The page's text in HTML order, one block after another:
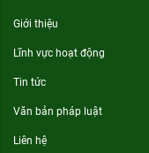
Giới thiệu
Lĩnh vực hoạt động
Tin tức
Văn bản pháp luật
Liên hệ